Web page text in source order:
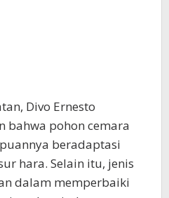
Divo Ernesto
bahwa pohon cemara
beradaptasi
hara. Selain itu, jenis
dalam memperbaiki